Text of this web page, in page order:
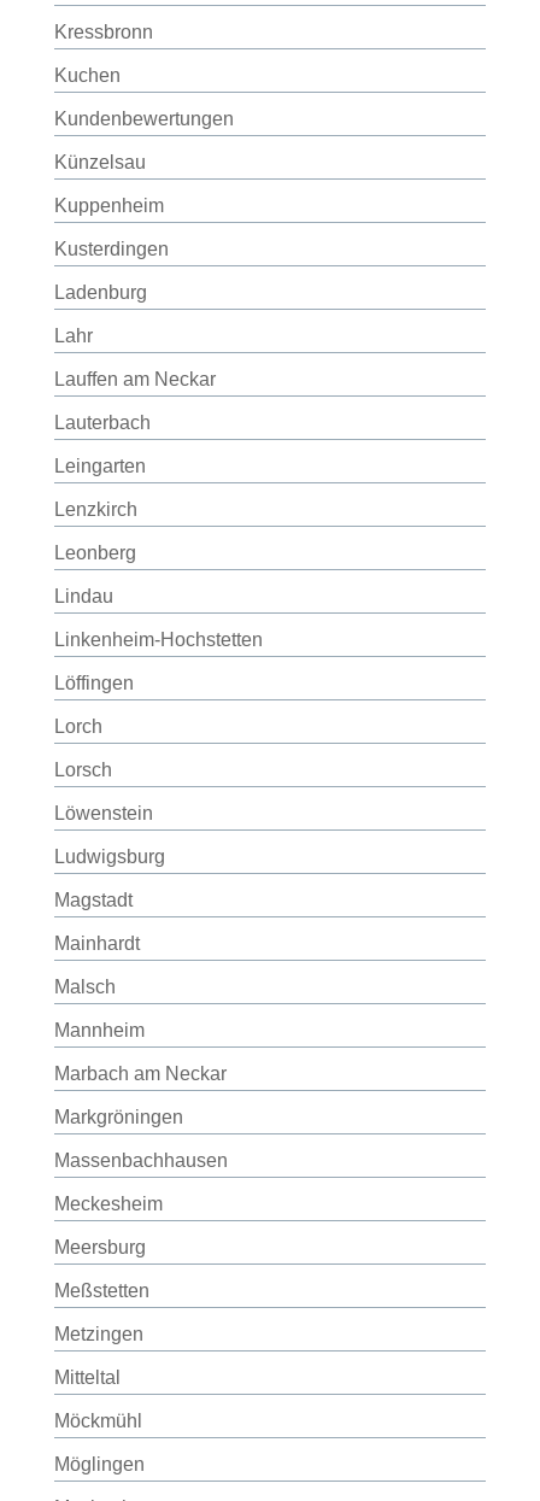
Kressbronn
Kuchen
Kundenbewertungen
Künzelsau
Kuppenheim
Kusterdingen
Ladenburg
Lahr
Lauffen am Neckar
Lauterbach
Leingarten
Lenzkirch
Leonberg
Lindau
Linkenheim-Hochstetten
Löffingen
Lorch
Lorsch
Löwenstein
Ludwigsburg
Magstadt
Mainhardt
Malsch
Mannheim
Marbach am Neckar
Markgröningen
Massenbachhausen
Meckesheim
Meersburg
Meßstetten
Metzingen
Mitteltal
Möckmühl
Möglingen